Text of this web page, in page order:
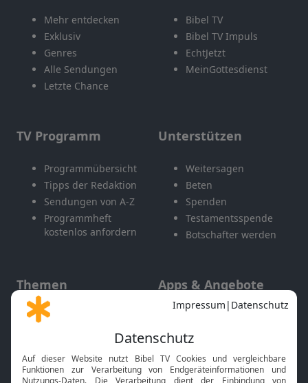
Mehr entdecken
Exklusiv
Genres
Alle Sendungen
Letzte Chance
Bibel TV
Bibel TV Impuls
EchtJetzt
MeinGottesdienst
TV Programm
Programmübersicht
Tipps der Redaktion
Sendungen von A-Z
Programmheft
kostenlos anfordern
Unterstützen
Weitersagen
Beten
Spenden
Testamentsspende
Botschafter werden
Themen
Gott und Bibel erklärt
Neuigkeiten
Apps & Angebote
Mobile App
Smart TV